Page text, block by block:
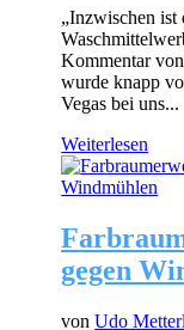
„Inzwischen
Kommentar
wurde knapp
Vegas bei uns...
Weiterlesen
gegen
vonUdo